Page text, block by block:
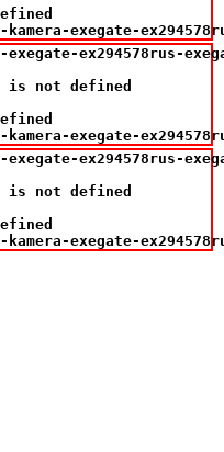
kamera-exegate-
ex294578rus-
is not defined
kamera-exegate-
ex294578rus-
is not defined
kamera-exegate-